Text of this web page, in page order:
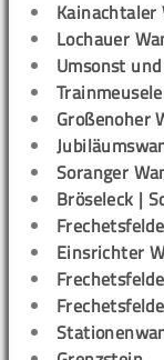
Kainachtaler
Lochauer
Umsonst
Großenoher
Soranger
Bröseleck |
Einsrichter